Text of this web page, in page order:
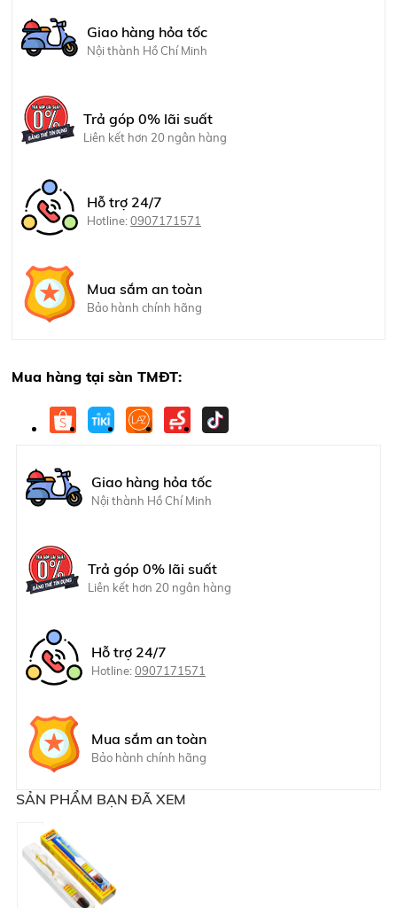
Giao hàng hỏa tốc
Nội thành Hồ Chí Minh
Trả góp 0% lãi suất
Liên kết hơn 20 ngân hàng
Hỗ trợ 24/7
Hotline: 0907171571
Mua sắm an toàn
Bảo hành chính hãng
Mua hàng tại sàn TMĐT:
Giao hàng hỏa tốc
Nội thành Hồ Chí Minh
Trả góp 0% lãi suất
Liên kết hơn 20 ngân hàng
Hỗ trợ 24/7
Hotline: 0907171571
Mua sắm an toàn
Bảo hành chính hãng
SẢN PHẨM BẠN ĐÃ XEM